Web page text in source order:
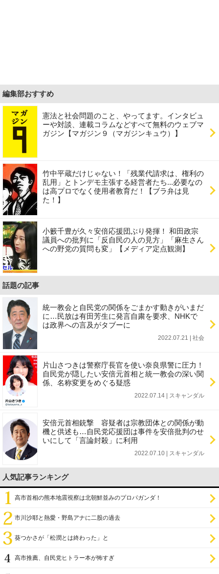
編集部おすすめ
憲法と社会問題のこと、やってます。インタビュ
ーや対談、連載コラムなどすべて無料のウェブマ
ガジン【マガジン９（マガジンキュウ）】
竹中平蔵だけじゃない！「残業代請求は、権利の
乱用」とトンデモ主張する経営者たち...必要なの
は高プロでなく使用者教育だ！【ブラ弁は見
た！】
小籔千豊が久々安倍応援団ぶり発揮！ 和田政宗
議員への批判に「反自民の人の見方」「麻生さん
への野党の質問も変」【メディア定点観測】
話題の記事
統一教会と自民党の関係をごまかす動きがいまだ
に…民放は有田芳生に発言自粛を要求、NHKで
は政界への言及がタブーに
2022.07.21 | 社会
片山さつきは警察庁長官を使い奈良県警に圧力！
自民党が隠したい安倍元首相と統一教会の深い関
係、名称変更をめぐる疑惑
2022.07.14 | スキャンダル
安倍元首相銃撃 容疑者は宗教団体との関係が動
機と供述も…自民党応援団は事件を安倍批判のせ
いにして「言論封殺」に利用
2022.07.10 | スキャンダル
人気記事ランキング
高市首相の熊本地震視察は北朝鮮並みのプロパガンダ！
市川沙耶と熱愛・野島アナに二股の過去
葵つかさが「松潤とは終わった」と
高市推薦、自民党ヒトラー本が怖すぎ